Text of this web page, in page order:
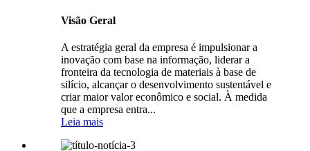
Visão Geral
A estratégia geral da empresa é impulsionar a
inovação com base na informação, liderar a
fronteira da tecnologia de materiais à base de
silício, alcançar o desenvolvimento sustentável e
criar maior valor econômico e social. À medida
que a empresa entra...
Leia mais